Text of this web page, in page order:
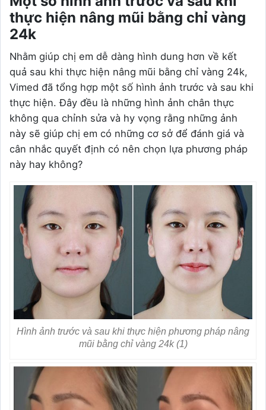
thực hiện nâng mũi bằng chỉ vàng
24k
Nhằm giúp chị em dễ dàng hình dung hơn về kết
quả sau khi thực hiện nâng mũi bằng chỉ vàng 24k,
Vimed đã tổng hợp một số hình ảnh trước và sau khi
thực hiện. Đây đều là những hình ảnh chân thực
không qua chỉnh sửa và hy vọng rằng những ảnh
này sẽ giúp chị em có những cơ sở để đánh giá và
cân nhắc quyết định có nên chọn lựa phương pháp
này hay không?
Hình ảnh trước và sau khi thực hiện phương pháp nâng
mũi bằng chỉ vàng 24k (1)